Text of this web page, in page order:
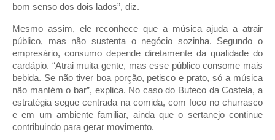
bom senso dos dois lados”, diz.
Mesmo assim, ele reconhece que a música ajuda a atrair
público, mas não sustenta o negócio sozinha. Segundo o
empresário, consumo depende diretamente da qualidade do
cardápio. “Atrai muita gente, mas esse público consome mais
bebida. Se não tiver boa porção, petisco e prato, só a música
não mantém o bar”, explica. No caso do Buteco da Costela, a
estratégia segue centrada na comida, com foco no churrasco
e em um ambiente familiar, ainda que o sertanejo continue
contribuindo para gerar movimento.